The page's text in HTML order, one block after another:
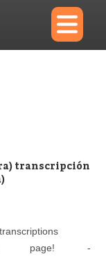
×
transcripción
page! -